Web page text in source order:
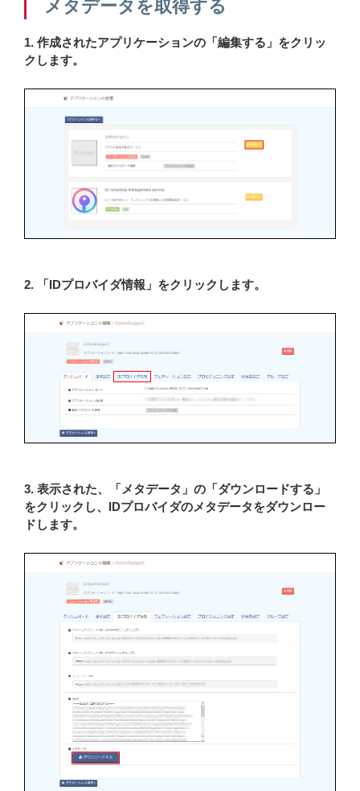
メタデータを取得する
1. 作成されたアプリケーションの「編集する」をクリッ
クします。
2. 「IDプロバイダ情報」をクリックします。
3. 表示された、「メタデータ」の「ダウンロードする」
をクリックし、IDプロバイダのメタデータをダウンロー
ドします。